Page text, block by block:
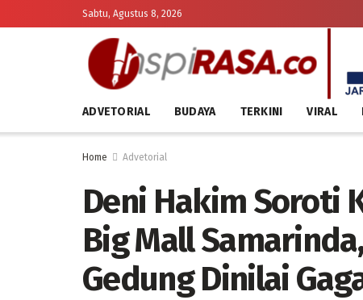
Sabtu, Agustus 8, 2026
ADVETORIAL BUDAYA TERKINI VIRAL
Home Advetorial
Deni Hakim Soroti
Big Mall
Gedung Dinilai